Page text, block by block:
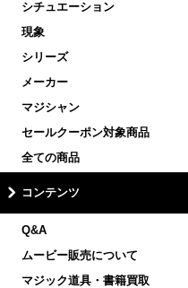
シチュエーション
現象
シリーズ
メーカー
マジシャン
セールクーポン対象商品
全ての商品
コンテンツ
Q&A
ムービー販売について
マジック道具・書籍買取